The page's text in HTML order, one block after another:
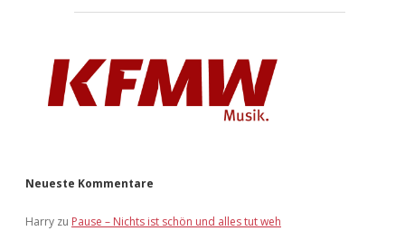
Neueste Kommentare
Harry zu Pause – Nichts ist schön und alles tut weh